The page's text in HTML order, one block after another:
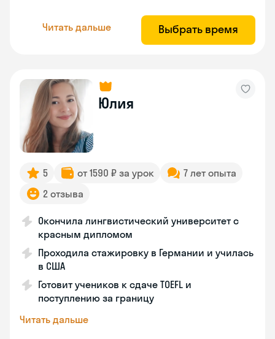
Читать дальше Выбрать время
Юлия
5 от 1590 ₽ за урок
7 лет опыта
2 отзыва
Окончила лингвистический университет с
красным дипломом
Проходила стажировку в Германии и училась
в США
Готовит учеников к сдаче TOEFL и
поступлению за границу
Читать дальше